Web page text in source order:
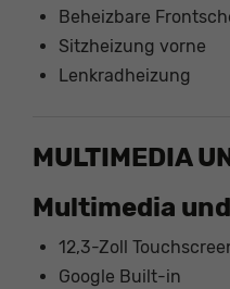
Beheizbare
Sitzheizung vorne
Lenkradheizung
MULTIMEDIA
Multimedia
12,3-Zoll
Google Built-in